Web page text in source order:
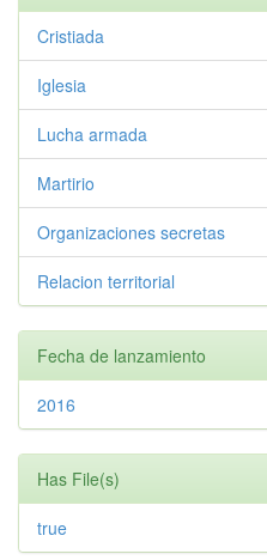
Cristiada
Iglesia
Lucha armada
Martirio
Organizaciones secretas
Relacion territorial
Fecha de lanzamiento
2016
Has File(s)
true